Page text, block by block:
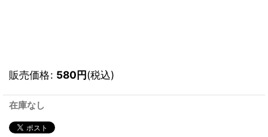
販売価格: 580円(税込)
在庫なし